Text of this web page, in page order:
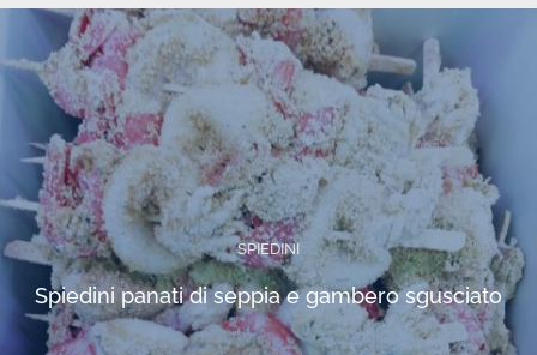
SPIEDINI
Spiedini panati di seppia e gambero sgusciato